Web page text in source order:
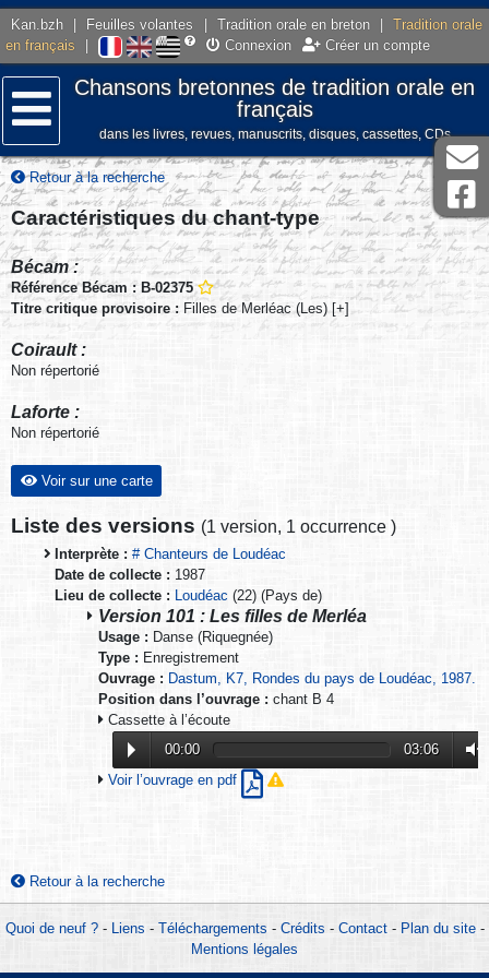
Kan.bzh Feuilles volantes Tradition orale en breton
Tradition orale
en français
Connexion Créer un compte
Menu
Chansons bretonnes de tradition orale en
français
dans les livres, revues, manuscrits, disques, cassettes, CDs
Retour à la recherche
Caractéristiques du chant-type
Bécam :
Référence Bécam : B-02375
Titre critique provisoire : Filles de Merléac (Les) [+]
Coirault :
Non répertorié
Laforte :
Non répertorié
Voir sur une carte
Liste des versions (1 version, 1 occurrence )
Interprète : # Chanteurs de Loudéac
Date de collecte : 1987
Lieu de collecte : Loudéac (22) (Pays de)
Version 101 : Les filles de Merléa
Usage : Danse (Riquegnée)
Type : Enregistrement
Ouvrage : Dastum, K7, Rondes du pays de Loudéac, 1987.
Position dans l’ouvrage : chant B 4
Cassette à l’écoute
00:00
03:06
Voir l’ouvrage en pdf
Retour à la recherche
Quoi de neuf ?- Liens - Téléchargements - Crédits - Contact- Plan du site-
Mentions légales